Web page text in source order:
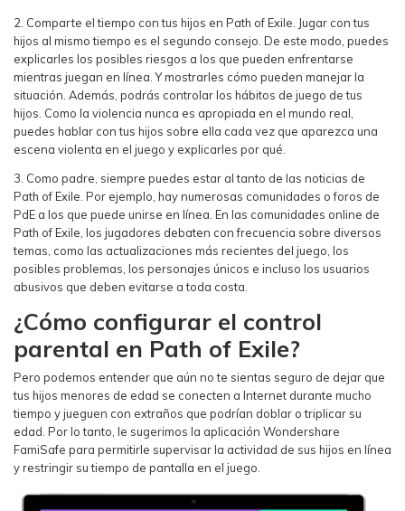
2. Comparte el tiempo con tus hijos en Path of Exile. Jugar con tus
hijos al mismo tiempo es el segundo consejo. De este modo, puedes
explicarles los posibles riesgos a los que pueden enfrentarse
mientras juegan en línea. Y mostrarles cómo pueden manejar la
situación. Además, podrás controlar los hábitos de juego de tus
hijos. Como la violencia nunca es apropiada en el mundo real,
puedes hablar con tus hijos sobre ella cada vez que aparezca una
escena violenta en el juego y explicarles por qué.
3. Como padre, siempre puedes estar al tanto de las noticias de
Path of Exile. Por ejemplo, hay numerosas comunidades o foros de
PdE a los que puede unirse en línea. En las comunidades online de
Path of Exile, los jugadores debaten con frecuencia sobre diversos
temas, como las actualizaciones más recientes del juego, los
posibles problemas, los personajes únicos e incluso los usuarios
abusivos que deben evitarse a toda costa.
¿Cómo configurar el control
parental en Path of Exile?
Pero podemos entender que aún no te sientas seguro de dejar que
tus hijos menores de edad se conecten a Internet durante mucho
tiempo y jueguen con extraños que podrían doblar o triplicar su
edad. Por lo tanto, le sugerimos la aplicación Wondershare
FamiSafe para permitirle supervisar la actividad de sus hijos en línea
y restringir su tiempo de pantalla en el juego.